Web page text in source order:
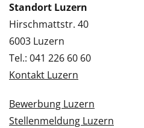
Standort Luzern
Hirschmattstr. 40
6003 Luzern
Tel.: 041 226 60 60
Kontakt Luzern
Bewerbung Luzern
Stellenmeldung Luzern